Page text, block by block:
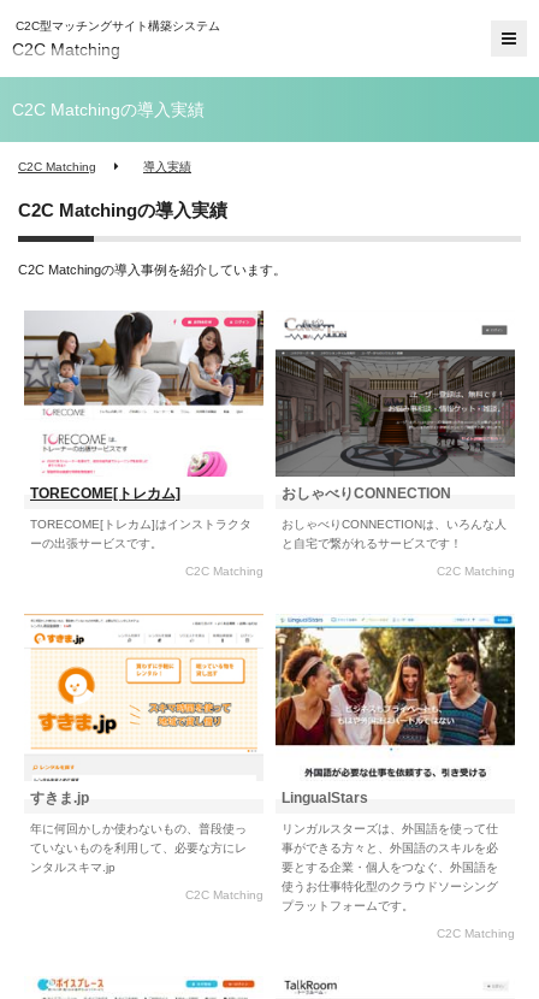
C2C型マッチングサイト構築システム
C2C Matching
C2C Matchingの導入実績
C2C Matching 導入実績
C2C Matchingの導入実績
C2C Matchingの導入事例を紹介しています。
TORECOME[トレカム]
TORECOME[トレカム]はインストラクタ
ーの出張サービスです。
C2C Matching
おしゃべりCONNECTION
おしゃべりCONNECTIONは、いろんな人
と自宅で繋がれるサービスです！
C2C Matching
すきま.jp
年に何回かしか使わないもの、普段使っ
ていないものを利用して、必要な方にレ
ンタルスキマ.jp
C2C Matching
LingualStars
リンガルスターズは、外国語を使って仕
事ができる方々と、外国語のスキルを必
要とする企業・個人をつなぐ、外国語を
使うお仕事特化型のクラウドソーシング
プラットフォームです。
C2C Matching